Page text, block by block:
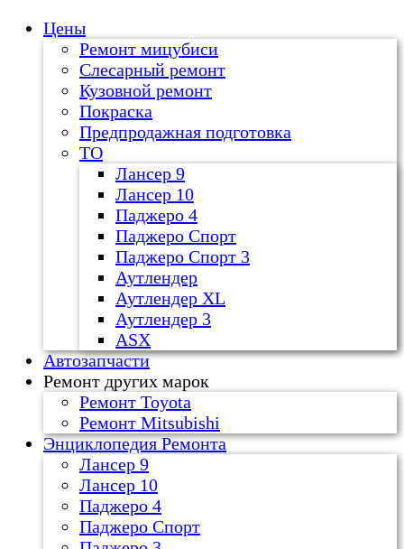
Цены
Ремонт мицубиси
Слесарный ремонт
Кузовной ремонт
Покраска
Предпродажная подготовка
ТО
Лансер 9
Лансер 10
Паджеро 4
Паджеро Спорт
Паджеро Спорт 3
Аутлендер
Аутлендер ХL
Аутлендер 3
ASX
Автозапчасти
Ремонт других марок
Ремонт Toyota
Ремонт Mitsubishi
Энциклопедия Ремонта
Лансер 9
Лансер 10
Паджеро 4
Паджеро Спорт